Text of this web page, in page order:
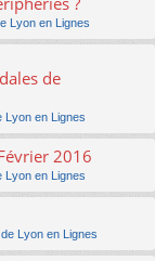
Lyon en Lignes
de
Lyon en Lignes
2016
Lyon en Lignes
de Lyon en Lignes